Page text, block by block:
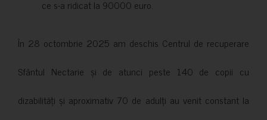
ce s-a ridicat la 90000 euro.
În 28 octombrie 2025 am deschis Centrul de recuperare
Sfântul Nectarie și de atunci peste 140 de copii cu
dizabilități și aproximativ 70 de adulți au venit constant la